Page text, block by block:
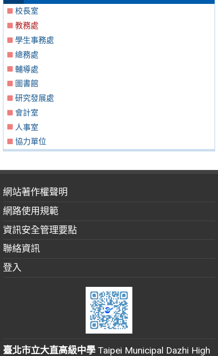
校長室
教務處
學生事務處
總務處
輔導處
圖書館
研究發展處
會計室
人事室
協力單位
網站著作權聲明
網路使用規範
資訊安全管理要點
聯絡資訊
登入
臺北市立大直高級中學 Taipei Municipal Dazhi High